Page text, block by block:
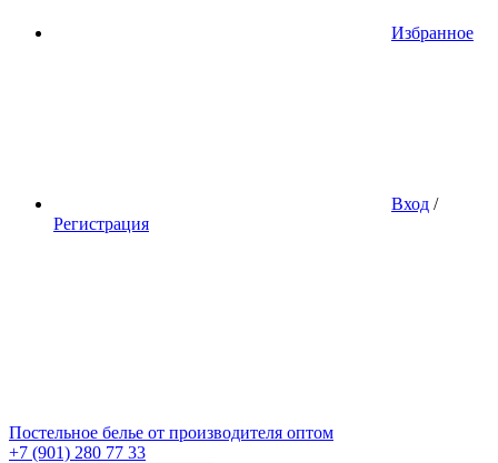
Избранное
Вход /
Регистрация
Постельное белье от производителя оптом
+7 (901) 280 77 33